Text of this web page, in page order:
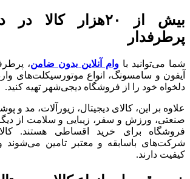
بیش از ۲۰هزار کالا
پرطرفدار
شما می‌توانید با وام آنلاین بدون ضامن،
آیفون و سامسونگ، انواع موتورسیکلت‌‌های
دلخواه خود را از فروشگاه دیجی‌شهر تهیه کنید.
علاوه بر این، کالای دیجیتال، زیورآلات، مد و
صنعتی، ورزش و سفر، زیبایی و سلامت از
فروشگاه برای خرید اقساطی هستند.
شرکت‌های باسابقه و معتبر تامین
کیفیت دارند.